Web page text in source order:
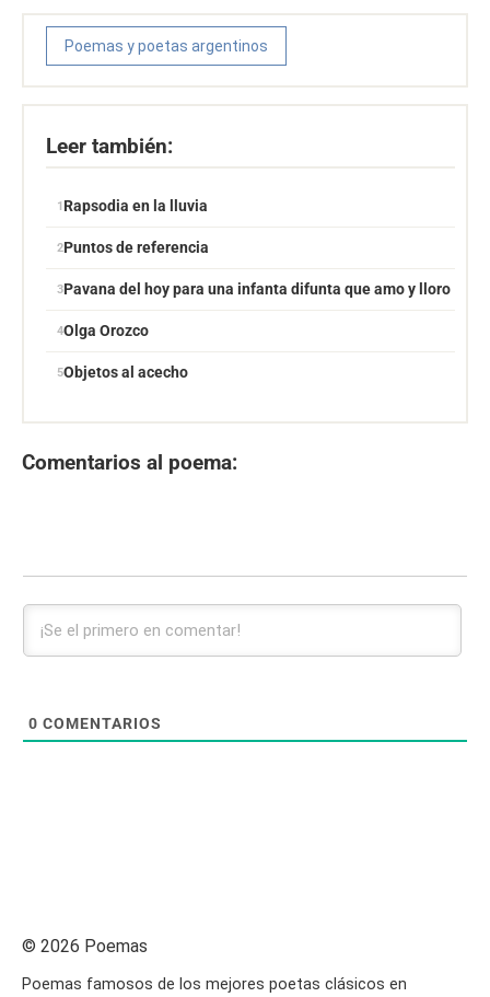
Poemas y poetas argentinos
Leer también:
Rapsodia en la lluvia
Puntos de referencia
Pavana del hoy para una infanta difunta que amo y lloro
Olga Orozco
Objetos al acecho
Comentarios al poema:
0 COMENTARIOS
© 2026 Poemas
Poemas famosos de los mejores poetas clásicos en